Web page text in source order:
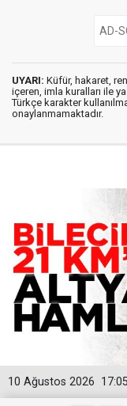
UYARI: Küfür, hakaret,
içeren, imla kuralları ile
Türkçe karakter
onaylanmamaktadır.
10 Ağustos 2026